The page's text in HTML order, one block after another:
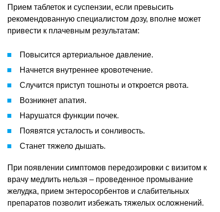
Прием таблеток и суспензии, если превысить
рекомендованную специалистом дозу, вполне может
привести к плачевным результатам:
Повысится артериальное давление.
Начнется внутреннее кровотечение.
Случится приступ тошноты и откроется рвота.
Возникнет апатия.
Нарушатся функции почек.
Появятся усталость и сонливость.
Станет тяжело дышать.
При появлении симптомов передозировки с визитом к
врачу медлить нельзя – проведенное промывание
желудка, прием энтеросорбентов и слабительных
препаратов позволит избежать тяжелых осложнений.